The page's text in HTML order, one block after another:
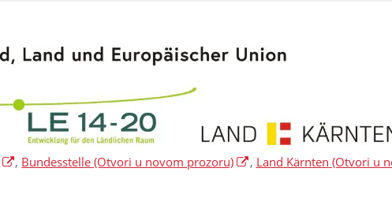
, Bundesstelle (Otvori u novom prozoru) , Land Kärnten (Otvori u